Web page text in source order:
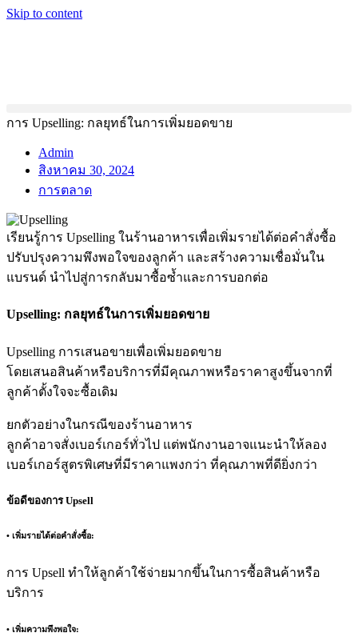
Skip to content
การ Upselling: กลยุทธ์ในการเพิ่มยอดขาย
Admin
สิงหาคม 30, 2024
การตลาด
เรียนรู้การ Upselling ในร้านอาหารเพื่อเพิ่มรายได้ต่อคำสั่งซื้อ
ปรับปรุงความพึงพอใจของลูกค้า และสร้างความเชื่อมั่นใน
แบรนด์ นำไปสู่การกลับมาซื้อซ้ำและการบอกต่อ
Upselling: กลยุทธ์ในการเพิ่มยอดขาย
Upselling การเสนอขายเพื่อเพิ่มยอดขาย
โดยเสนอสินค้าหรือบริการที่มีคุณภาพหรือราคาสูงขึ้นจากที่
ลูกค้าตั้งใจจะซื้อเดิม
ยกตัวอย่างในกรณีของร้านอาหาร
ลูกค้าอาจสั่งเบอร์เกอร์ทั่วไป แต่พนักงานอาจแนะนำให้ลอง
เบอร์เกอร์สูตรพิเศษที่มีราคาแพงกว่า ที่คุณภาพที่ดียิ่งกว่า
ข้อดีของการ Upsell
• เพิ่มรายได้ต่อคำสั่งซื้อ:
การ Upsell ทำให้ลูกค้าใช้จ่ายมากขึ้นในการซื้อสินค้าหรือ
บริการ
• เพิ่มความพึงพอใจ: